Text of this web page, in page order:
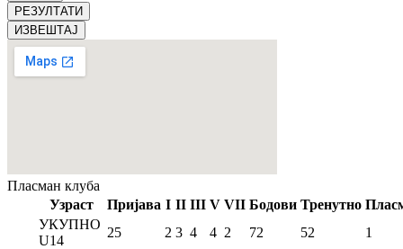
РЕЗУЛТАТИ
ИЗВЕШТАЈ
Пласман клуба
Узраст
Пријава I II III V VII Бодови Тренутно
УКУПНО
U14
25 2 3 4 4 2 72 52
1